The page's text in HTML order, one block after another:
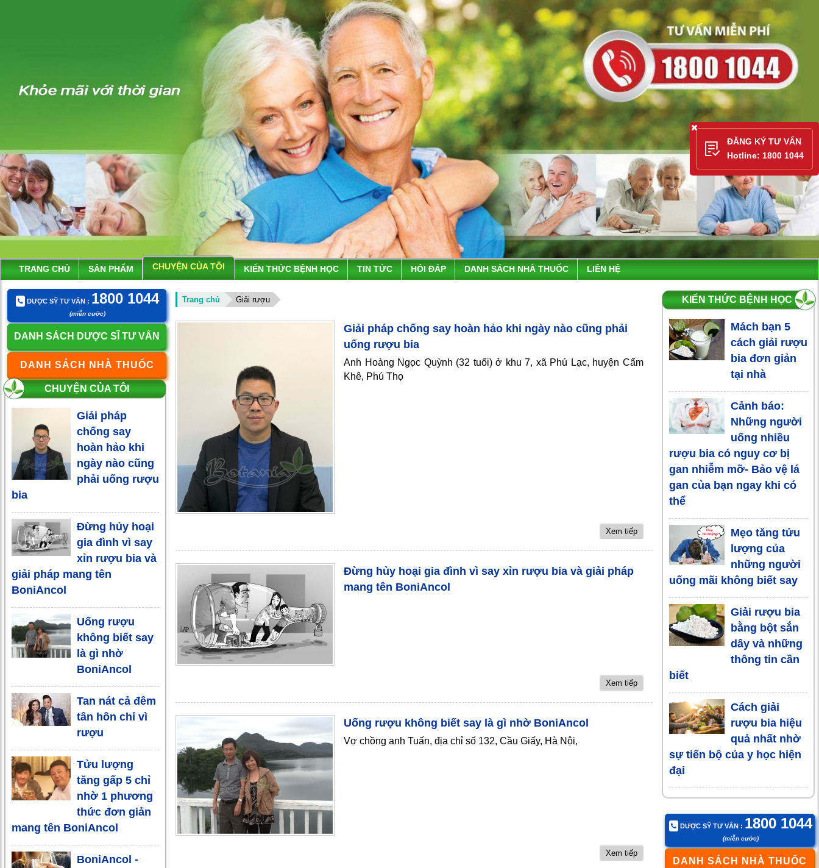
TRANG CHỦ SẢN PHẨM CHUYỆN CỦA TÔI KIẾN THỨC BỆNH HỌC TIN TỨC HỎI ĐÁP DANH SÁCH NHÀ THUỐC LIÊN HỆ
DƯỢC SỸ TƯ VẤN : 1800 1044
(miễn cước)
DANH SÁCH DƯỢC SĨ TƯ VẤN
DANH SÁCH NHÀ THUỐC
CHUYỆN CỦA TÔI
Giải pháp
chống say
hoàn hảo khi
ngày nào cũng
phải uống rượu
bia
Đừng hủy hoại
gia đình vì say
xỉn rượu bia và
giải pháp mang tên
BoniAncol
Uống rượu
không biết say
là gì nhờ
BoniAncol
Tan nát cả đêm
tân hôn chỉ vì
rượu
Tửu lượng
tăng gấp 5 chỉ
nhờ 1 phương
thức đơn giản
mang tên BoniAncol
BoniAncol -
Trang chủ Giải rượu
Giải pháp chống say hoàn hảo khi ngày nào cũng phải
uống rượu bia
Anh Hoàng Ngọc Quỳnh (32 tuổi) ở khu 7, xã Phú Lạc, huyện Cẩm
Khê, Phú Thọ
Xem tiếp
Đừng hủy hoại gia đình vì say xỉn rượu bia và giải pháp
mang tên BoniAncol
Xem tiếp
Uống rượu không biết say là gì nhờ BoniAncol
Vợ chồng anh Tuấn, địa chỉ số 132, Cầu Giấy, Hà Nội,
Xem tiếp
KIẾN THỨC BỆNH HỌC
Mách bạn 5
cách giải rượu
bia đơn giản
tại nhà
Cảnh báo:
Những người
uống nhiều
rượu bia có nguy cơ bị
gan nhiễm mỡ- Bảo vệ lá
gan của bạn ngay khi có
thể
Mẹo tăng tửu
lượng của
những người
uống mãi không biết say
Giải rượu bia
bằng bột sắn
dây và những
thông tin cần
biết
Cách giải
rượu bia hiệu
quả nhất nhờ
sự tiến bộ của y học hiện
đại
5 Cách đơn
giản và dễ
dàng giúp bạn
uống rượu không say
DƯỢC SỸ TƯ VẤN : 1800 1044
(miễn cước)
DANH SÁCH NHÀ THUỐC
ĐĂNG KÝ TƯ VẤN
Hotline: 1800 1044